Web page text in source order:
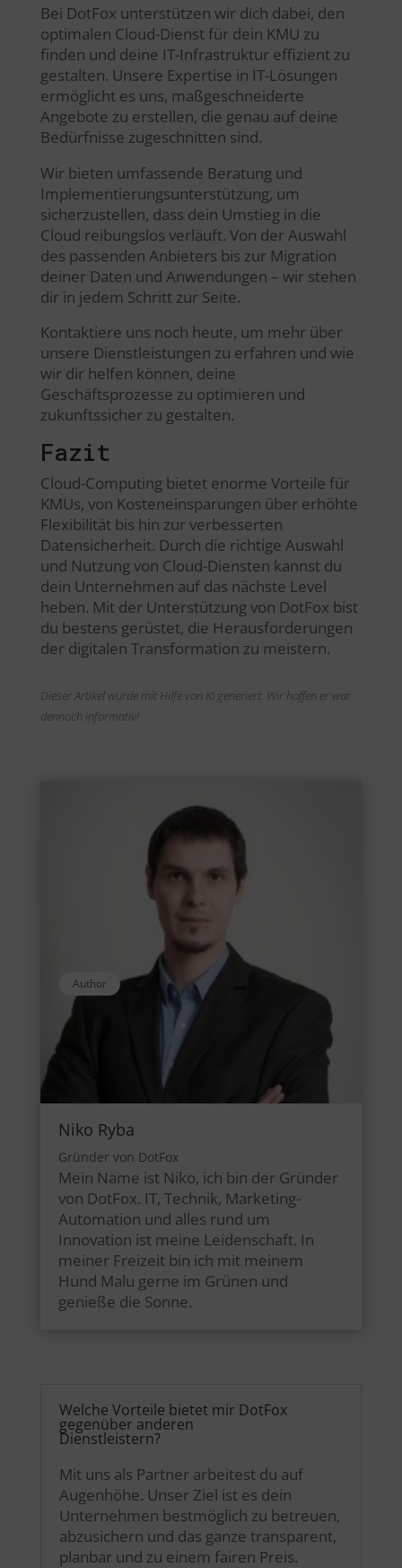
Bei DotFox unterstützen wir dich dabei, den
optimalen Cloud-Dienst für dein KMU zu
finden und deine IT-Infrastruktur effizient zu
gestalten. Unsere Expertise in IT-Lösungen
ermöglicht es uns, maßgeschneiderte
Angebote zu erstellen, die genau auf deine
Bedürfnisse zugeschnitten sind.
Wir bieten umfassende Beratung und
Implementierungsunterstützung, um
sicherzustellen, dass dein Umstieg in die
Cloud reibungslos verläuft. Von der Auswahl
des passenden Anbieters bis zur Migration
deiner Daten und Anwendungen – wir stehen
dir in jedem Schritt zur Seite.
Kontaktiere uns noch heute, um mehr über
unsere Dienstleistungen zu erfahren und wie
wir dir helfen können, deine
Geschäftsprozesse zu optimieren und
zukunftssicher zu gestalten.
Fazit
Cloud-Computing bietet enorme Vorteile für
KMUs, von Kosteneinsparungen über erhöhte
Flexibilität bis hin zur verbesserten
Datensicherheit. Durch die richtige Auswahl
und Nutzung von Cloud-Diensten kannst du
dein Unternehmen auf das nächste Level
heben. Mit der Unterstützung von DotFox bist
du bestens gerüstet, die Herausforderungen
der digitalen Transformation zu meistern.
Dieser Artikel wurde mit Hilfe von KI generiert. Wir hoffen er war
dennoch informativ!
Author
Niko Ryba
Gründer von DotFox
Mein Name ist Niko, ich bin der Gründer
von DotFox. IT, Technik, Marketing-
Automation und alles rund um
Innovation ist meine Leidenschaft. In
meiner Freizeit bin ich mit meinem
Hund Malu gerne im Grünen und
genieße die Sonne.
Welche Vorteile bietet mir DotFox
gegenüber anderen
Dienstleistern?
Mit uns als Partner arbeitest du auf
Augenhöhe. Unser Ziel ist es dein
Unternehmen bestmöglich zu betreuen,
abzusichern und das ganze transparent,
planbar und zu einem fairen Preis.